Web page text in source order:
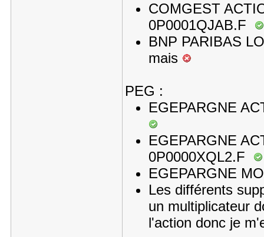
COMGEST
0P0001QJAB.F
BNP PARIBAS
mais
PEG :
EGEPARGNE
EGEPARGNE
0P0000XQL2.F
EGEPARGNE
Les différents
un multiplicateur
l'action donc je